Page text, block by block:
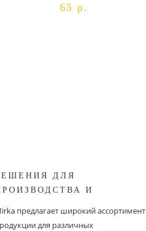
65 р.
ДЛЯ
И
предлагает широкий ассортимент
для различных